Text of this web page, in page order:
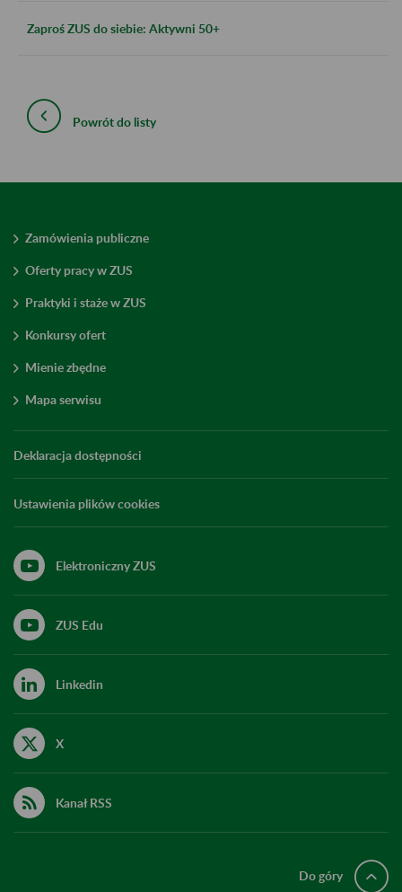
Zaproś ZUS do siebie: Aktywni 50+
Powrót do listy
Zamówienia publiczne
Oferty pracy w ZUS
Praktyki i staże w ZUS
Konkursy ofert
Mienie zbędne
Mapa serwisu
Deklaracja dostępności
Ustawienia plików cookies
Elektroniczny ZUS
ZUS Edu
Linkedin
X
Kanał RSS
Do góry